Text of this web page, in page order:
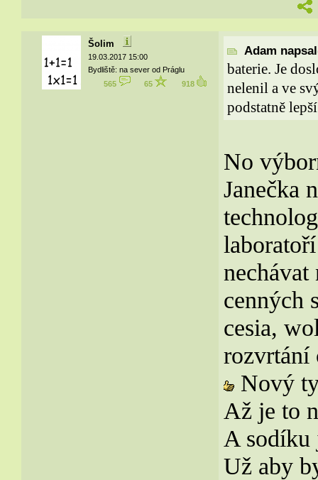
Šolim
19.03.2017 15:00
Bydliště: na sever od Práglu
565
65 918
Adam
baterie. Je
nelenil a ve
podstatně
No
Janečka
cenných
cesia,
rozvrtání
Nový
Až je to
A sodíku
Už aby